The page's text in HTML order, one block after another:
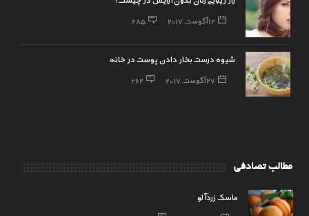
12 آگوست, 2017 285
شیوه درست بخار دادن پوست در خانه
27 آگوست, 2017 262
مطالب تصادفی
ماسک زردآلو